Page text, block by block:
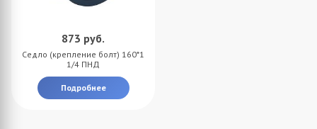
873 руб.
Седло (крепление болт) 160*1
1/4 ПНД
Подробнее